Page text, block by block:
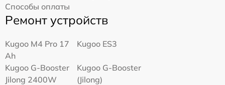
Способы оплаты
Ремонт устройств
Kugoo M4 Pro 17
Ah
Kugoo ES3
Kugoo G-Booster
Jilong 2400W
Kugoo G-Booster
(Jilong)